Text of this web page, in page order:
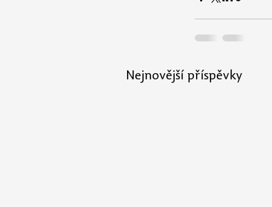
Nejnovější příspěvky